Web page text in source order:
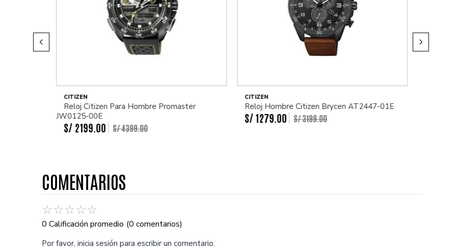
CITIZEN
Reloj Citizen Para Hombre Promaster
JW0125-00E
S/ 2199.00 S/4399.00
CITIZEN
Reloj Hombre Citizen Brycen AT2447-01E
S/1279.00 S/3199.00
COMENTARIOS
☆☆☆☆☆
0 Calificación promedio (0 comentarios)
Por favor, inicia sesión para escribir un comentario.